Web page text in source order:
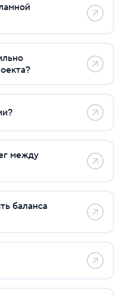
и бюджет РК
сайта?
реклама?
рекламной кампании?
сильно отличается от
денег между кампаниями
между
баланса